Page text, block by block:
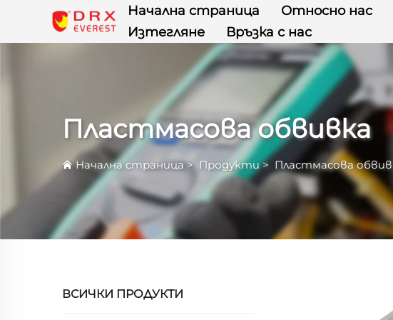
Начална страница Относно нас
Изтегляне
Връзка с нас
Пластмасова обвивка
Начална страница> Продукти> Пластмасова
ВСИЧКИ ПРОДУКТИ